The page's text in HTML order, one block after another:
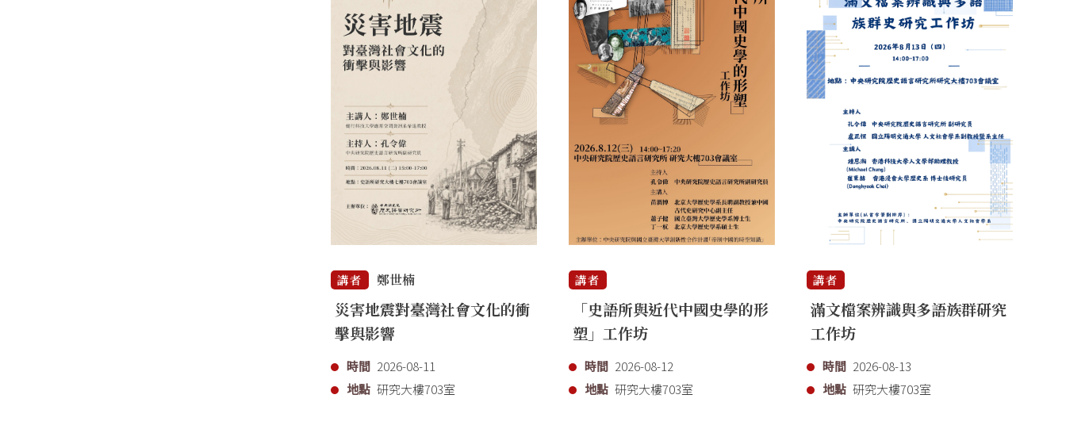
講者 鄭世楠
災害地震對臺灣社會文化的衝
擊與影響
時間 2026-08-11
地點 研究大樓703室
講者
「史語所與近代中國史學的形
塑」工作坊
時間 2026-08-12
地點 研究大樓703室
講者
滿文檔案辨識與多語族群研究
工作坊
時間 2026-08-13
地點 研究大樓703室